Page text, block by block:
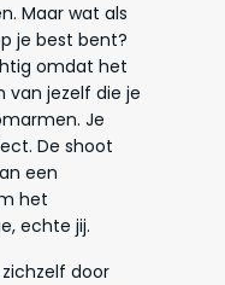
Maar wat als
je best bent?
omdat het
van jezelf die je
Je
De shoot
een
het
echte jij.
door